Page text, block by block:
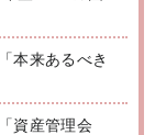
本来あるべき
資産管理会